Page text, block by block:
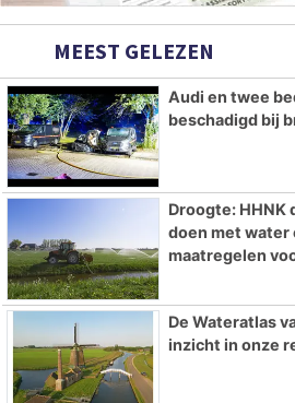
MEEST GELEZEN
Audi en twee
beschadigd bij
Droogte: HHNK
doen met water
maatregelen
De Wateratlas
inzicht in onze